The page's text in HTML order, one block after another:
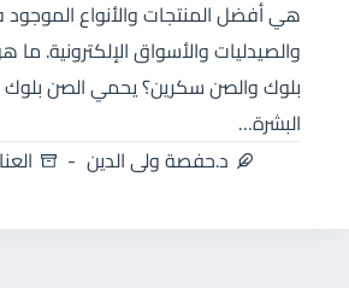
هي أفضل المنتجات والأنواع
والصيدليات والأسواق الإلكترونية. ما
بلوك والصن سكرين؟ يحمي الصن
البشرة…
د.حفصة ولى الدين